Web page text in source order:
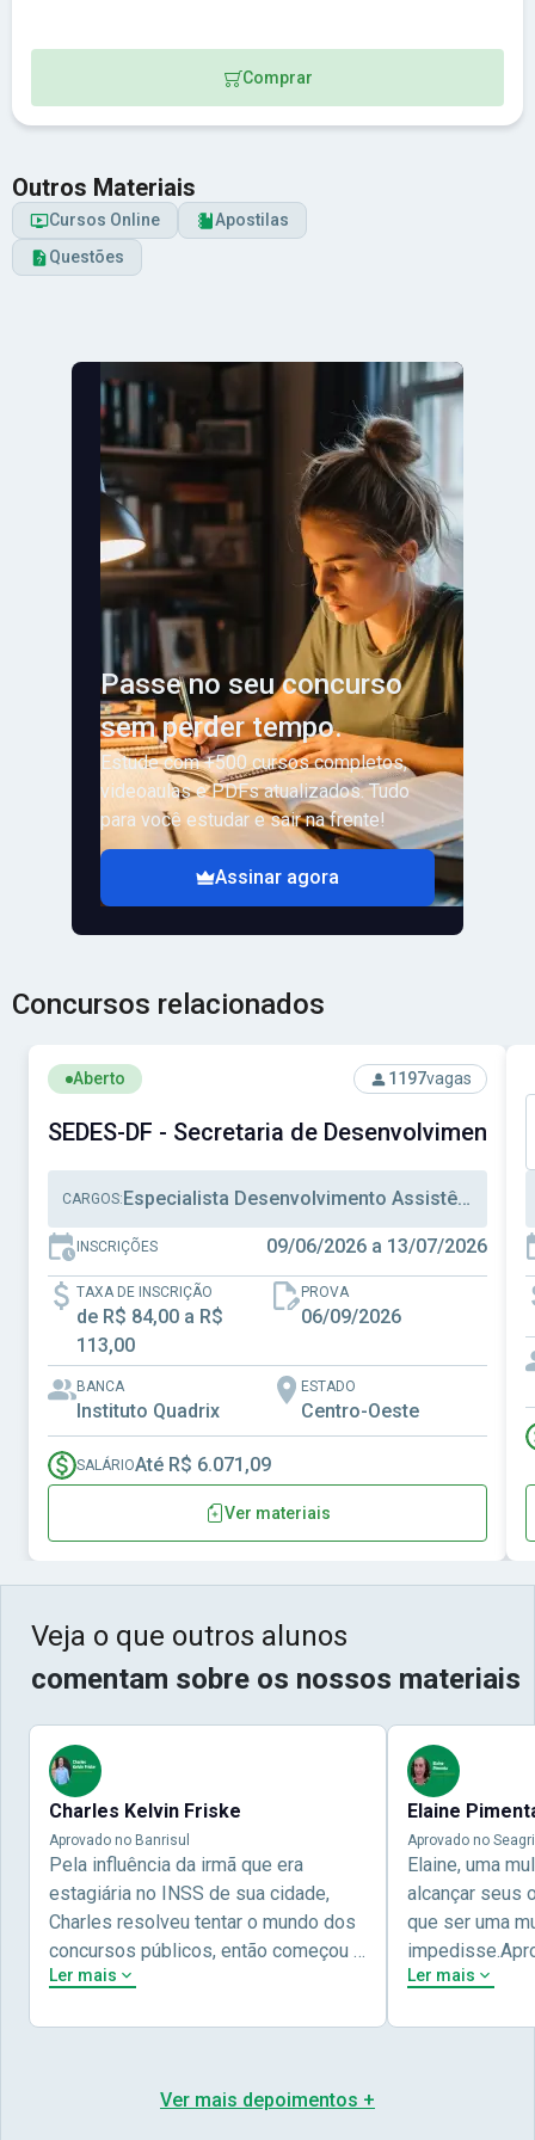
Comprar
Outros Materiais
Cursos Online
Apostilas
Questões
Passe no seu concurso
sem perder tempo.
Estude com +500 cursos completos,
videoaulas e PDFs atualizados. Tudo
para você estudar e sair na frente!
Assinar agora
Concursos relacionados
Ver concurso: SEDES-DF - Secretaria de
Aberto 1197vagas
SEDES-DF - Secretaria de Desenvolvimento
CARGOS: Especialista Desenvolvimento Assistência Social, Técnico Desenvolvimento Assistência Social, Técnico Administrativo
INSCRIÇÕES 09/06/2026 a 13/07/2026
TAXA DE INSCRIÇÃO
de R$ 84,00 a R$
113,00
PROVA
06/09/2026
BANCA
Instituto Quadrix
ESTADO
Centro-Oeste
SALÁRIOAté R$ 6.071,09
Ver materiais
Veja o que outros alunos
comentam sobre os nossos materiais
Charles Kelvin Friske
Aprovado no Banrisul
Pela influência da irmã que era
estagiária no INSS de sua cidade,
Charles resolveu tentar o mundo dos
concursos públicos, então começou a
estudar com contéudo gratuito que a
preparação completa, e o resultado
Ler mais
Elaine
Aprovado no
Elaine, uma
alcançar seus
que ser uma
concursos
Ler mais
Ver mais depoimentos +